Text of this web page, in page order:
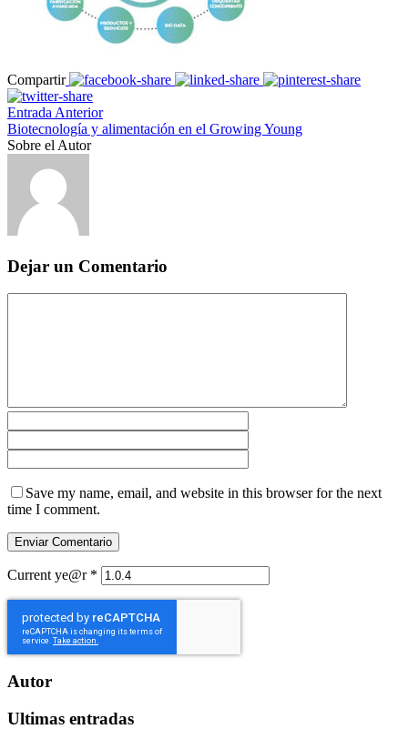
Compartir
Entrada Anterior
Biotecnología y alimentación en el Growing Young
Sobre el Autor
Dejar un Comentario
Save my name, email, and website in this browser for the next
time I comment.
Current ye@r *
Autor
Ultimas entradas